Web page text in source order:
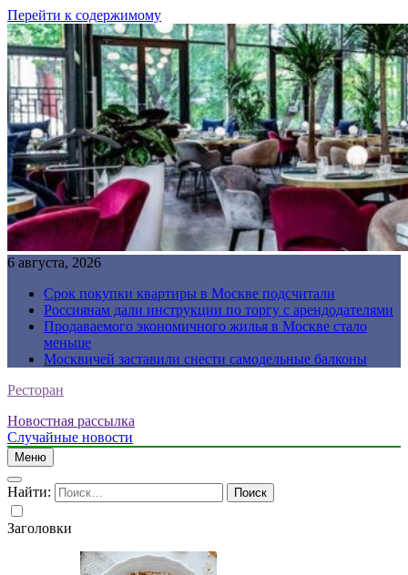
Перейти к содержимому
6 августа, 2026
Срок покупки квартиры в Москве подсчитали
Россиянам дали инструкции по торгу с арендодателями
Продаваемого экономичного жилья в Москве стало
меньше
Москвичей заставили снести самодельные балконы
Ресторан
Новостная рассылка
Случайные новости
Меню
Найти:
Заголовки